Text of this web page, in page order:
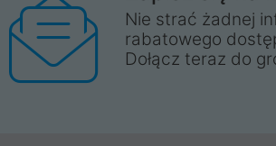
Nie strać żadnej
rabatowego
Dołącz teraz do